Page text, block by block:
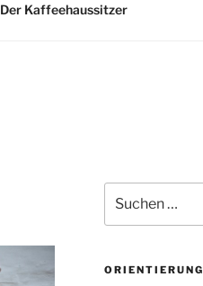
Der Kaffeehaussitzer
nach:
ORIENTIERUNG